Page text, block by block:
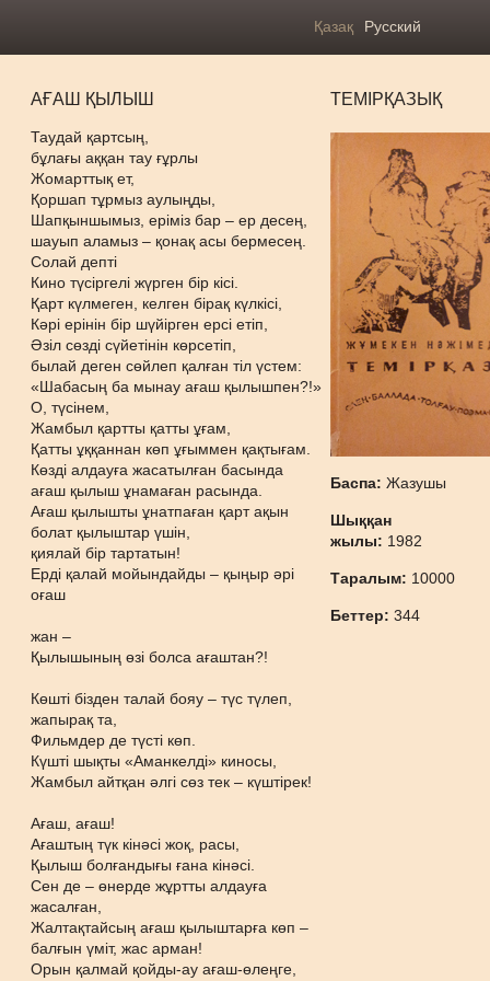
Қазақ Русский
АҒАШ ҚЫЛЫШ
Таудай қартсың,
бұлағы аққан тау ғұрлы
Жомарттық ет,
Қоршап тұрмыз аулыңды,
Шапқыншымыз, еріміз бар – ер десең,
шауып аламыз – қонақ асы бермесең.
Солай депті
Кино түсіргелі жүрген бір кісі.
Қарт күлмеген, келген бірақ күлкісі,
Кәрі ерінін бір шүйірген ерсі етіп,
Әзіл сөзді сүйетінін көрсетіп,
былай деген сөйлеп қалған тіл үстем:
«Шабасың ба мынау ағаш қылышпен?!»
О, түсінем,
Жамбыл қартты қатты ұғам,
Қатты ұққаннан көп ұғыммен қақтығам.
Көзді алдауға жасатылған басында
ағаш қылыш ұнамаған расында.
Ағаш қылышты ұнатпаған қарт ақын
болат қылыштар үшін,
қиялай бір тартатын!
Ерді қалай мойындайды – қыңыр әрі
оғаш
жан –
Қылышының өзі болса ағаштан?!
Көшті бізден талай бояу – түс түлеп,
жапырақ та,
Фильмдер де түсті көп.
Күшті шықты «Аманкелді» киносы,
Жамбыл айтқан әлгі сөз тек – күштірек!
Ағаш, ағаш!
Ағаштың түк кінәсі жоқ, расы,
Қылыш болғандығы ғана кінәсі.
Сен де – өнерде жұртты алдауға
жасалған,
Жалтақтайсың ағаш қылыштарға көп –
балғын үміт, жас арман!
Орын қалмай қойды-ау ағаш-өлеңге,
ТЕМІРҚАЗЫҚ
Баспа:Жазушы
Шыққан
жылы: 1982
Таралым: 10000
Беттер:344